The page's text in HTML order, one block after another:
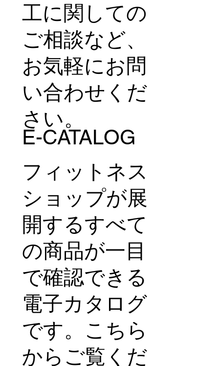
工に関しての
ご相談など、
お気軽にお問
い合わせくだ
さい。
E-CATALOG
フィットネス
ショップが展
開するすべて
の商品が一目
で確認できる
電子カタログ
です。こちら
からご覧くだ